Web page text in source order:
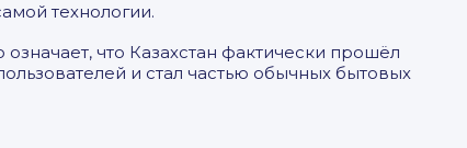
технологии.
что Казахстан фактически прошёл
и стал частью обычных бытовых